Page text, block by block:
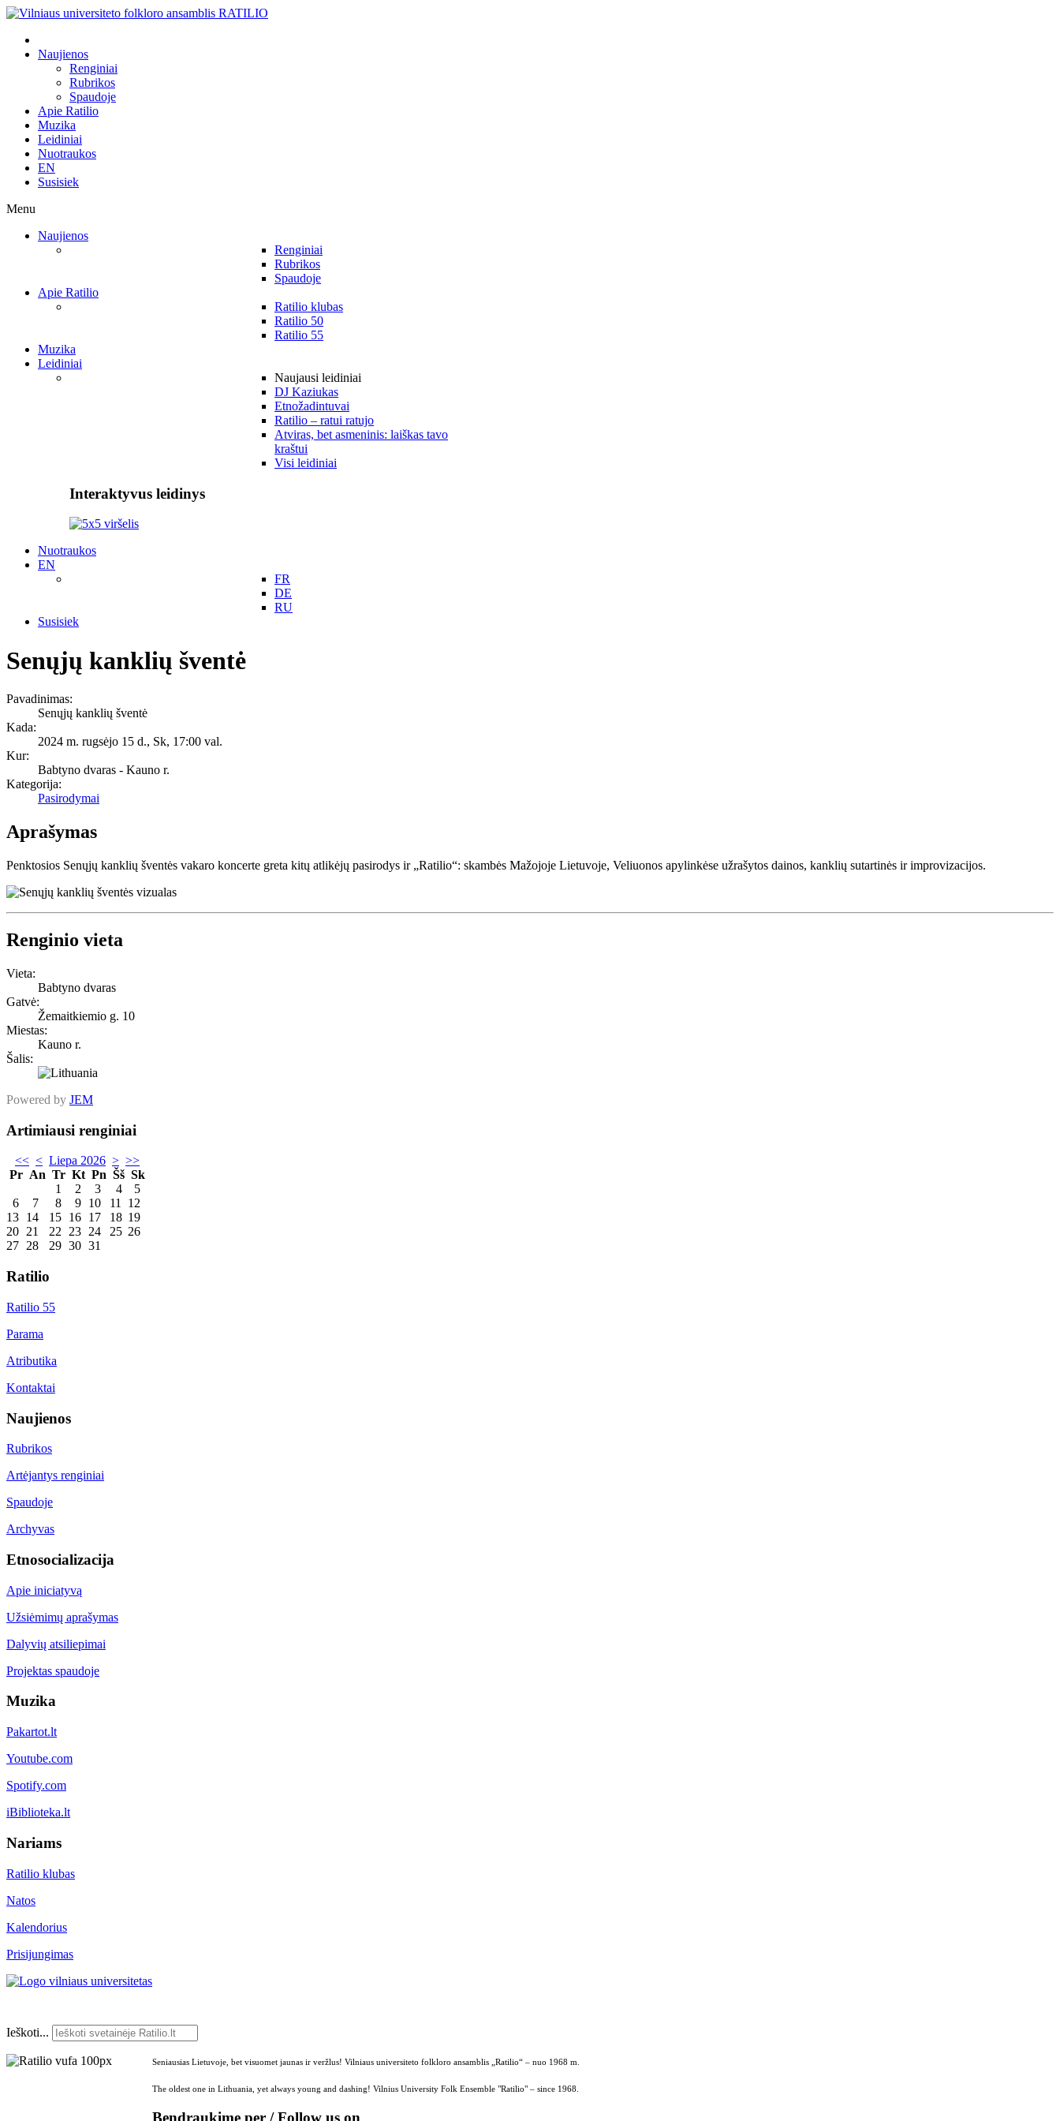
Naujienos
Renginiai
Rubrikos
Spaudoje
Apie Ratilio
Muzika
Leidiniai
Nuotraukos
EN
Susisiek
Menu
Naujienos
Renginiai
Rubrikos
Spaudoje
Apie Ratilio
Ratilio klubas
Ratilio 50
Ratilio 55
Muzika
Leidiniai
Naujausi leidiniai
DJ Kaziukas
Etnožadintuvai
Ratilio – ratui ratujo
Atviras, bet asmeninis: laiškas tavo
kraštui
Visi leidiniai
Interaktyvus leidinys
Nuotraukos
EN
FR
DE
RU
Susisiek
Senųjų kanklių šventė
Pavadinimas:
Senųjų kanklių šventė
Kada:
2024 m. rugsėjo 15 d., Sk, 17:00 val.
Kur:
Babtyno dvaras - Kauno r.
Kategorija:
Pasirodymai
Aprašymas
Penktosios Senųjų kanklių šventės vakaro koncerte greta kitų atlikėjų pasirodys ir „Ratilio“: skambės Mažojoje Lietuvoje, Veliuonos apylinkėse užrašytos dainos, kanklių sutartinės ir improvizacijos.
Renginio vieta
Vieta:
Babtyno dvaras
Gatvė:
Žemaitkiemio g. 10
Miestas:
Kauno r.
Šalis:
Powered by JEM
Artimiausi renginiai
<< < Liepa 2026 > >>
Pr An Tr Kt Pn Šš Sk
1
2 3 4
5
6
7 8 9 10 11
12
13 14 15 16 17 18 19
20 21 22 23 24 25 26
27 28 29 30 31
Ratilio
Ratilio 55
Parama
Atributika
Kontaktai
Naujienos
Rubrikos
Artėjantys renginiai
Spaudoje
Archyvas
Etnosocializacija
Apie iniciatyvą
Užsiėmimų aprašymas
Dalyvių atsiliepimai
Projektas spaudoje
Muzika
Pakartot.lt
Youtube.com
Spotify.com
iBiblioteka.lt
Nariams
Ratilio klubas
Natos
Kalendorius
Prisijungimas
Ieškoti...
Seniausias Lietuvoje, bet visuomet jaunas ir veržlus! Vilniaus universiteto folkloro ansamblis „Ratilio“ – nuo 1968 m.
The oldest one in Lithuania, yet always young and dashing! Vilnius University Folk Ensemble "Ratilio" – since 1968.
Bendraukime per / Follow us on